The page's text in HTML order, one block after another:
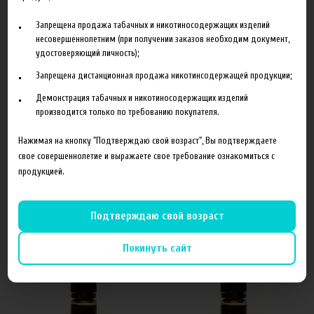
Характеристики Отзывы
Похожие товары
Запрещена продажа табачных и никотиносодержащих изделий
несовершеннолетним (при получении заказов необходим документ,
удостоверяющий личность);
Запрещена дистанционная продажа никотинсодержащей продукции;
Демонстрация табачных и никотиносодержащих изделий
производится только по требованию покупателя.
Нажимая на кнопку "Подтверждаю свой возраст", Вы подтверждаете
свое совершеннолетие и выражаете свое требование ознакомиться с
продукцией.
Подтверждаю свой возраст
Покинуть сайт